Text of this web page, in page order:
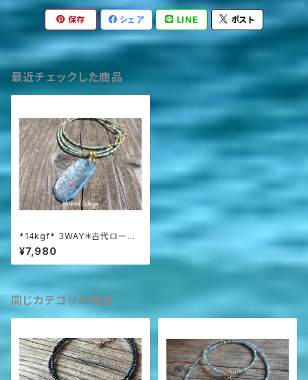
保存 シェア LINE ポスト
最近チェックした商品
*14kgf* ３WAY＊古代ローマ
ングラスのターコイズネックレス
＊Ancient Romanglass☆ア
フガニスタン産
¥7,980
同じカテゴリの商品